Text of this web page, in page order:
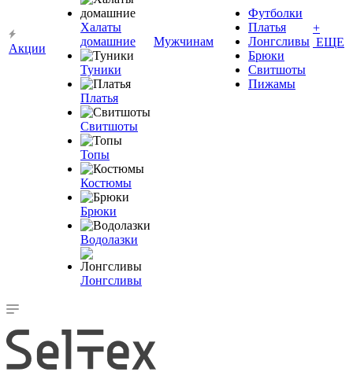
Акции
Халаты
домашние
Туники
Платья
Свитшоты
Топы
Костюмы
Брюки
Водолазки
Лонгсливы
Мужчинам
Футболки
Платья
Лонгсливы
Брюки
Свитшоты
Пижамы
+
ЕЩЕ